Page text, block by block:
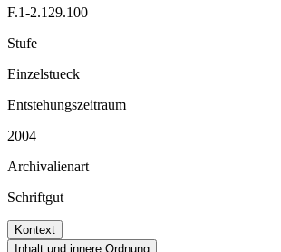
F.1-2.129.100
Stufe
Einzelstueck
Entstehungszeitraum
2004
Archivalienart
Schriftgut
Kontext
Inhalt und innere Ordnung